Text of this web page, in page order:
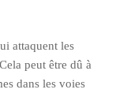
attaquent les
peut être dû à
dans les voies